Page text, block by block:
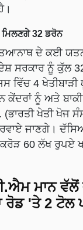
32 ਡਰੋਨ
ਦੇ ਕਈ
ਸਰਕਾਰ ਨੂੰ ਕੁੱਲ
ਵਿੱਚ 4
ਕੇਂਦਰਾਂ ਨੂੰ ਅਤੇ
ਖੇਤੀ ਖੋਜ
ਜਾਣਗੇ। ਦੱਸਿਆ
60 ਲੱਖ ਰੁਪਏ
ਮਾਨ ਵੱਲੋਂ
'ਤੇ 2 ਟੋਲ